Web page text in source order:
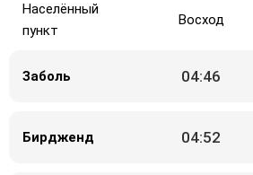
Населённый
пункт
Восход
Заболь 04:46
Бирдженд 04:52